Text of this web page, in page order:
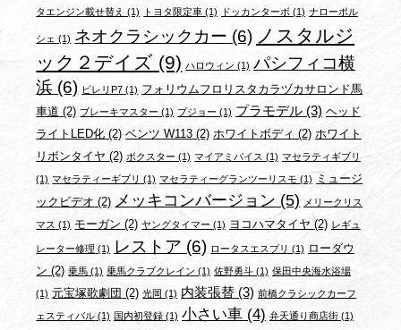
タエンジン載せ替え (1) トヨタ限定車 (1) ドッカンターボ (1) ナローポル
シェ (1) ネオクラシックカー (6) ノスタルジ
ック２デイズ (9) ハロウィン (1) パシフィコ横
浜 (6) ピレリP7 (1) フォリウムフロリスタカラヅカサロンド馬
車道 (2) ブレーキマスター (1) プジョー (1) プラモデル (3) ヘッド
ライトLED化 (2) ベンツ W113 (2) ホワイトボディ (2) ホワイト
リボンタイヤ (2) ボクスター (1) マイアミバイス (1) マセラティギブリ
(1) マセラティーギブリ (1) マセラティーグランツーリスモ (1)
ミュージ
ックビデオ (2) メッキコンバージョン (5) メリークリス
マス (1) モーガン (2) ヤングタイマー (1) ヨコハマタイヤ(2) レギュ
レーター修理 (1) レストア (6) ロータスエスプリ (1) ローダウ
ン (2) 乗馬 (1) 乗馬クラブクレイン (1) 佐野勇斗 (1) 保田中央海水浴場
(1) 元宝塚歌劇団 (2) 光岡 (1) 内装張替 (3) 前橋クラシックカーフ
ェスティバル (1) 国内初登録 (1) 小さい車 (4) 弁天通り商店街(1)